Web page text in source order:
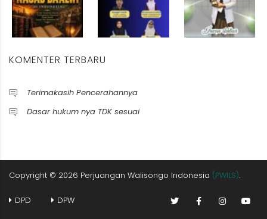
KOMENTER TERBARU
Terimakasih Pencerahannya
Dasar hukum nya TDK sesuai
Copyright © 2026 Perjuangan Walisongo Indonesia (PWILS).
DPD DPW